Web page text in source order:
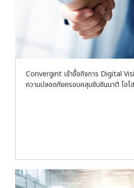
Convergint เข้าซื้อกิจการ Digital
ความปลอดภัยครอบคลุมซินซินนาติ โอไ